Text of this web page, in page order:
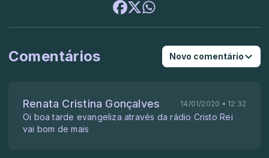
Comentários Novo comentário
Oi boa tarde evangeliza através da rádio Cristo Rei
vai bom de mais
Renata Cristina Gonçalves 14/01/2020 • 12:32